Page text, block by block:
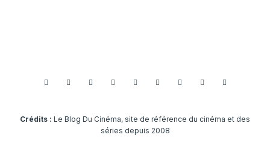
Crédits : Le Blog Du Cinéma, site de référence du cinéma et des
séries depuis 2008